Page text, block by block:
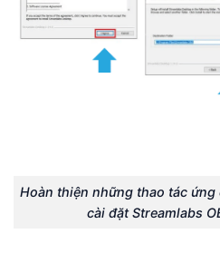
Hoàn thiện những thao tác
cài đặt Streamlabs